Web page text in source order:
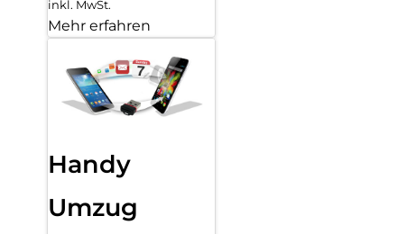
inkl. MwSt.
Mehr erfahren
Handy
Umzug